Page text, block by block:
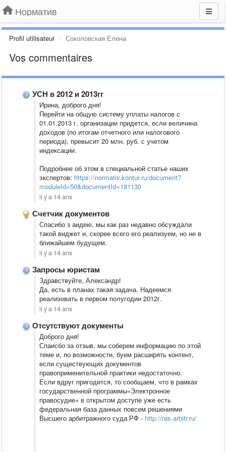
Норматив
Profil utilisateur Соколовская Елена
Vos commentaires
УСН в 2012 и 2013гг
Ирина, доброго дня!
Перейти на общую систему уплаты налогов с
01.01.2013 г. организации придется, если величина
доходов (по итогам отчетного или налогового
периода), превысит 20 млн. руб. с учетом
индексации.
Подробнее об этом в специальной статье наших
экспертов: https://normativ.kontur.ru/document?
moduleId=50&documentId=181130
il y a 14 ans
Счетчик документов
Спасибо з аидею, мы как раз недавно обсуждали
такой виджет и, скорее всего его реализуем, но не в
ближайшем будущем.
il y a 14 ans
Запросы юристам
Здравствуйте, Александр!
Да, есть в планах такая задача. Надеемся
реализовать в первом полугодии 2012г.
il y a 14 ans
Отсутствуют документы
Доброго дня!
Спаисбо за отзыв, мы соберем информацию по этой
теме и, по возможности, буем расширять контент,
если существующих документов
правоприменительной практики недостаточно.
Если вдруг пригодится, то сообщаем, что в рамках
государственной программы«Электронное
правосудие» в открытом доступе уже есть
федеральная база данных повсем решениями
Высшего арбитражного суда РФ - http://ras.arbitr.ru/